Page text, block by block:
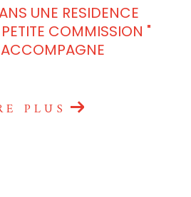
UNE RESIDENCE
COMMISSION "
PLUS